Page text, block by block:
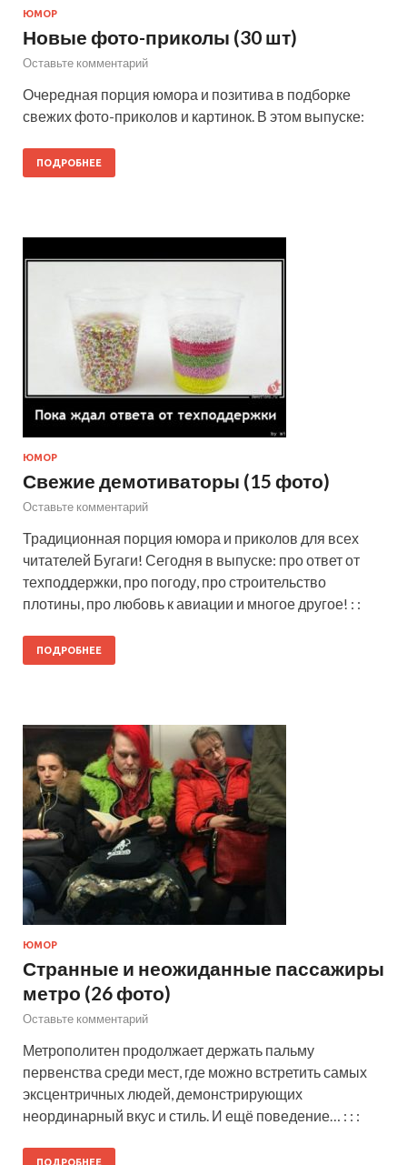
ЮМОР
Новые фото-приколы (30 шт)
Оставьте комментарий
Очередная порция юмора и позитива в подборке
свежих фото-приколов и картинок. В этом выпуске:
ПОДРОБНЕЕ
ЮМОР
Свежие демотиваторы (15 фото)
Оставьте комментарий
Традиционная порция юмора и приколов для всех
читателей Бугаги! Сегодня в выпуске: про ответ от
техподдержки, про погоду, про строительство
плотины, про любовь к авиации и многое другое! : :
ПОДРОБНЕЕ
ЮМОР
Странные и неожиданные пассажиры
метро (26 фото)
Оставьте комментарий
Метрополитен продолжает держать пальму
первенства среди мест, где можно встретить самых
эксцентричных людей, демонстрирующих
неординарный вкус и стиль. И ещё поведение… : : :
ПОДРОБНЕЕ